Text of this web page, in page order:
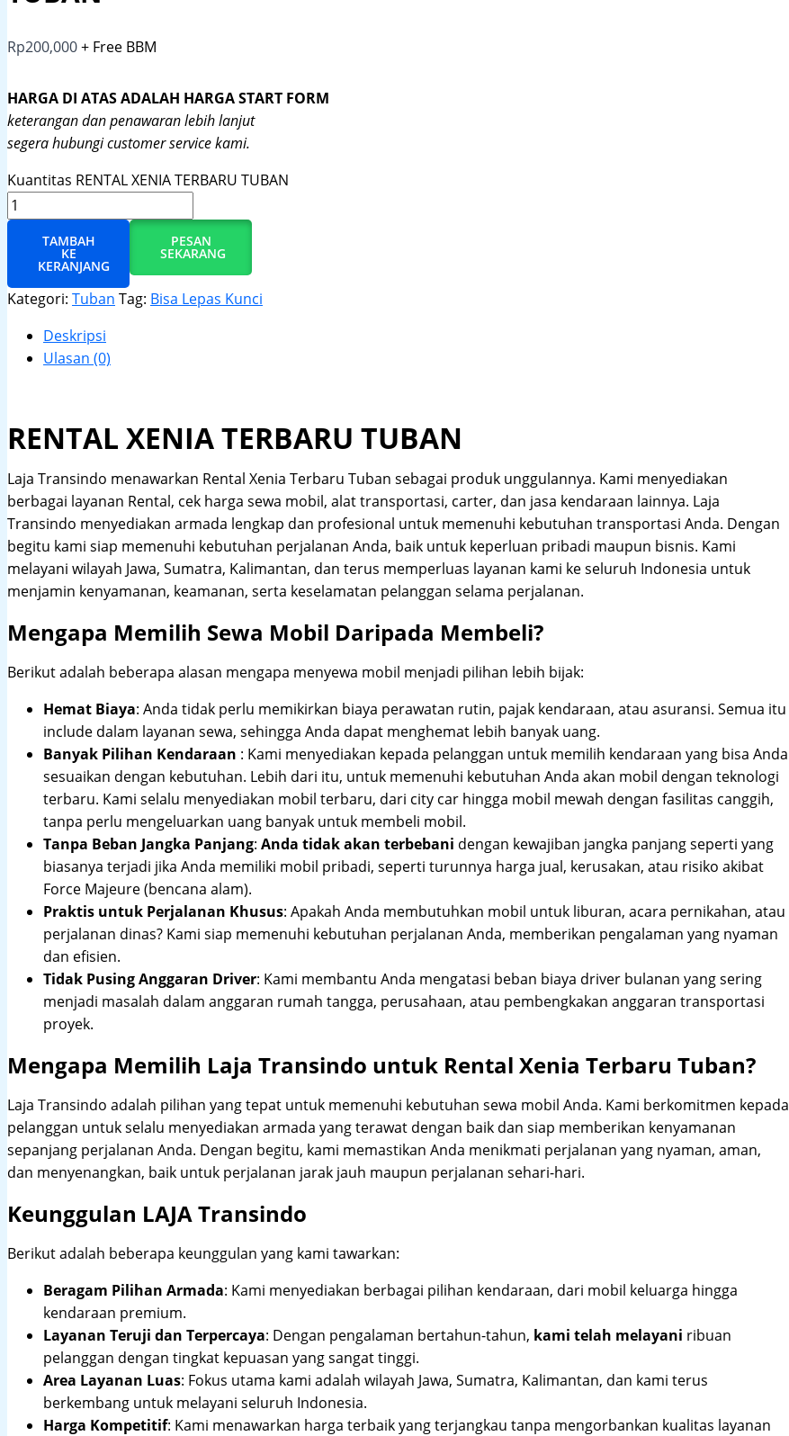
Rp200,000+ Free BBM
HARGA DI ATAS ADALAH HARGA START FORM
keterangan dan penawaran lebih lanjut
segera hubungi customer service kami.
Kuantitas RENTAL XENIA TERBARU TUBAN
TAMBAH
KE
KERANJANG
PESAN
SEKARANG
Kategori: Tuban Tag: Bisa Lepas Kunci
Deskripsi
Ulasan (0)
RENTAL XENIA TERBARU TUBAN
Laja Transindo menawarkan Rental Xenia Terbaru Tuban sebagai produk unggulannya. Kami menyediakan
berbagai layanan Rental, cek harga sewa mobil, alat transportasi, carter, dan jasa kendaraan lainnya. Laja
Transindo menyediakan armada lengkap dan profesional untuk memenuhi kebutuhan transportasi Anda. Dengan
begitu kami siap memenuhi kebutuhan perjalanan Anda, baik untuk keperluan pribadi maupun bisnis. Kami
melayani wilayah Jawa, Sumatra, Kalimantan, dan terus memperluas layanan kami ke seluruh Indonesia untuk
menjamin kenyamanan, keamanan, serta keselamatan pelanggan selama perjalanan.
Mengapa Memilih Sewa Mobil Daripada Membeli?
Berikut adalah beberapa alasan mengapa menyewa mobil menjadi pilihan lebih bijak:
Hemat Biaya: Anda tidak perlu memikirkan biaya perawatan rutin, pajak kendaraan, atau asuransi. Semua itu
include dalam layanan sewa, sehingga Anda dapat menghemat lebih banyak uang.
Banyak Pilihan Kendaraan : Kami menyediakan kepada pelanggan untuk memilih kendaraan yang bisa Anda
sesuaikan dengan kebutuhan. Lebih dari itu, untuk memenuhi kebutuhan Anda akan mobil dengan teknologi
terbaru. Kami selalu menyediakan mobil terbaru, dari city car hingga mobil mewah dengan fasilitas canggih,
tanpa perlu mengeluarkan uang banyak untuk membeli mobil.
Tanpa Beban Jangka Panjang: Anda tidak akan terbebani dengan kewajiban jangka panjang seperti yang
biasanya terjadi jika Anda memiliki mobil pribadi, seperti turunnya harga jual, kerusakan, atau risiko akibat
Force Majeure (bencana alam).
Praktis untuk Perjalanan Khusus: Apakah Anda membutuhkan mobil untuk liburan, acara pernikahan, atau
perjalanan dinas? Kami siap memenuhi kebutuhan perjalanan Anda, memberikan pengalaman yang nyaman
dan efisien.
Tidak Pusing Anggaran Driver: Kami membantu Anda mengatasi beban biaya driver bulanan yang sering
menjadi masalah dalam anggaran rumah tangga, perusahaan, atau pembengkakan anggaran transportasi
proyek.
Mengapa Memilih Laja Transindo untuk Rental Xenia Terbaru Tuban?
Laja Transindo adalah pilihan yang tepat untuk memenuhi kebutuhan sewa mobil Anda. Kami berkomitmen kepada
pelanggan untuk selalu menyediakan armada yang terawat dengan baik dan siap memberikan kenyamanan
sepanjang perjalanan Anda. Dengan begitu, kami memastikan Anda menikmati perjalanan yang nyaman, aman,
dan menyenangkan, baik untuk perjalanan jarak jauh maupun perjalanan sehari-hari.
Keunggulan LAJA Transindo
Berikut adalah beberapa keunggulan yang kami tawarkan:
Beragam Pilihan Armada: Kami menyediakan berbagai pilihan kendaraan, dari mobil keluarga hingga
kendaraan premium.
Layanan Teruji dan Terpercaya: Dengan pengalaman bertahun-tahun, kami telah melayani ribuan
pelanggan dengan tingkat kepuasan yang sangat tinggi.
Area Layanan Luas: Fokus utama kami adalah wilayah Jawa, Sumatra, Kalimantan, dan kami terus
berkembang untuk melayani seluruh Indonesia.
Harga Kompetitif: Kami menawarkan harga terbaik yang terjangkau tanpa mengorbankan kualitas layanan